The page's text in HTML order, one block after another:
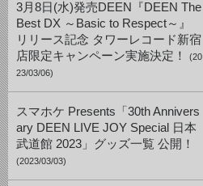
3月8日(水)発売DEEN『DEEN The
Best DX ～Basic to Respect～』
リリース記念 タワーレコード新宿
店限定キャンペーン実施決定！
(20
23/03/06)
スマホケ Presents「30th Annivers
ary DEEN LIVE JOY Special 日本
武道館 2023」グッズ一覧 公開！
(2023/03/03)